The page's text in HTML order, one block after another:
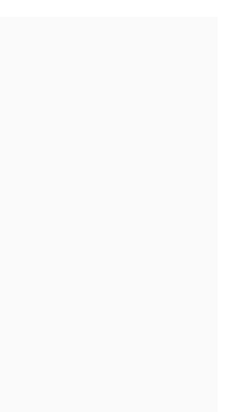
Muñoz y alcalde